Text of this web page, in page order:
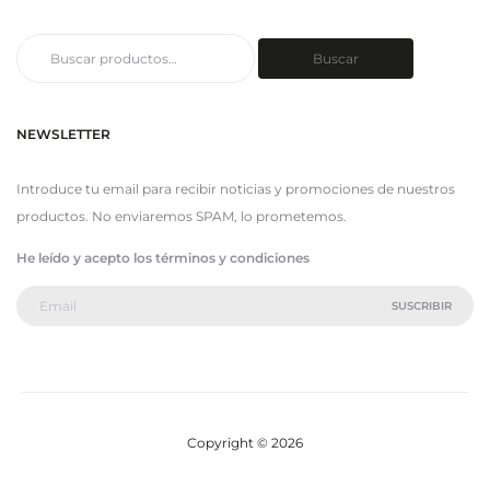
Buscar
NEWSLETTER
Introduce tu email para recibir noticias y promociones de nuestros
productos. No enviaremos SPAM, lo prometemos.
He leído y acepto los términos y condiciones
Copyright © 2026